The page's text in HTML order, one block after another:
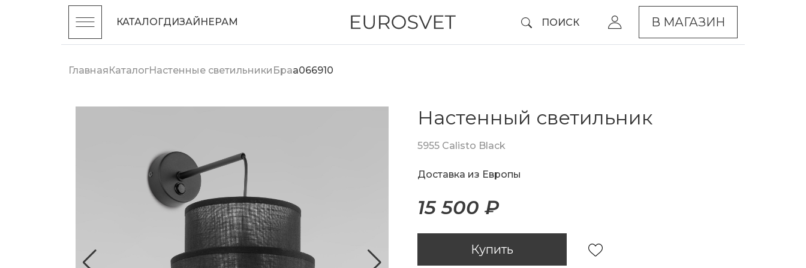
КАТАЛОГДИЗАЙНЕРАМ ПОИСК В МАГАЗИН
ГлавнаяКаталогНастенные светильники Браa066910
Настенный светильник
5955 Calisto Black
Доставка из Европы
15 500 ₽
Купить